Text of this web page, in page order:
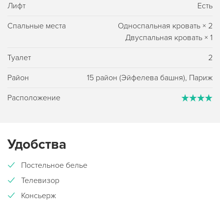
Лифт Есть
Спальные места Односпальная кровать × 2
Двуспальная кровать × 1
Туалет 2
Район 15 район (Эйфелева башня), Париж
Расположение
Удобства
Постельное белье
Телевизор
Консьерж